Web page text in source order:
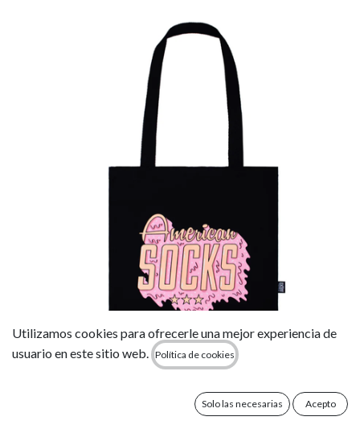
Bolso Tote American Socks - Ice Cream Logo
19,95€
Utilizamos cookies para ofrecerle una mejor experiencia de
usuario en este sitio web.
Política de cookies
Solo las necesarias Acepto